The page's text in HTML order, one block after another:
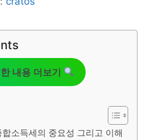
내용 더보기
소득세의 중요성 그리고 이해